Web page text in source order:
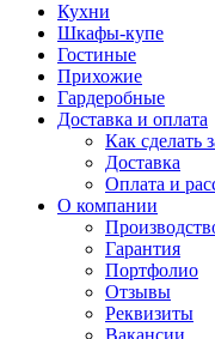
Кухни
Шкафы-купе
Гостиные
Прихожие
Гардеробные
Доставка и оплата
Как сделать
Доставка
Оплата и
О компании
Гарантия
Портфолио
Отзывы
Реквизиты
Вакансии